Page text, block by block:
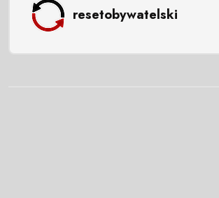
resetobywatelski